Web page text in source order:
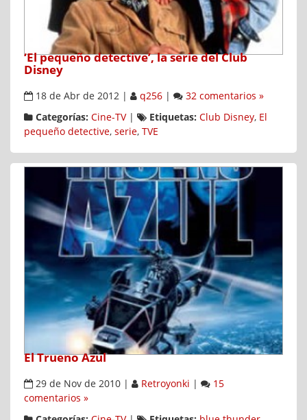
‘El pequeño detective’, la serie del Club
Disney
18 de Abr de 2012 | q256 |
32 comentarios »
Categorías: Cine-TV| Etiquetas: Club Disney, El
pequeño detective, serie, TVE
El Trueno Azul
29 de Nov de 2010 | Retroyonki |
15
comentarios »